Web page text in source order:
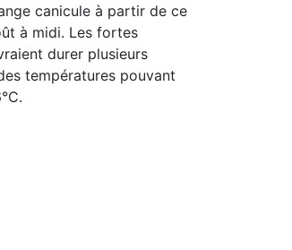
canicule à partir de ce
à midi. Les fortes
durer plusieurs
températures pouvant